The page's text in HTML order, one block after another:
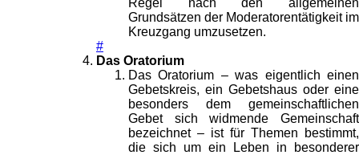
Regel nach den allgemeinen
Grundsätzen der Moderatorentätigkeit im
Kreuzgang umzusetzen.
#
Das Oratorium
Das Oratorium – was eigentlich einen
Gebetskreis, ein Gebetshaus oder eine
besonders dem gemeinschaftlichen
Gebet sich widmende Gemeinschaft
bezeichnet – ist für Themen bestimmt,
die sich um ein Leben in besonderer